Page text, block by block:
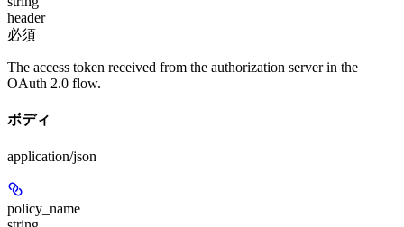
header
必須
The access token received from the authorization server in the
OAuth 2.0 flow.
ボディ
application/json
policy_name